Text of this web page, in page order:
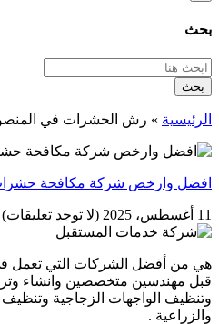
بحث
بحث
الرئيسية » رش الحشرات في
افضل وارخص شركة مكافحة
11 أغسطس، 2025 (لا توجد تعليقات)
هي من أفضل الشركات التي تعمل فى
قبل مهندسين متخصصين وانشاء
وتنظيف الواجهات الزجاجية
والزراعية .